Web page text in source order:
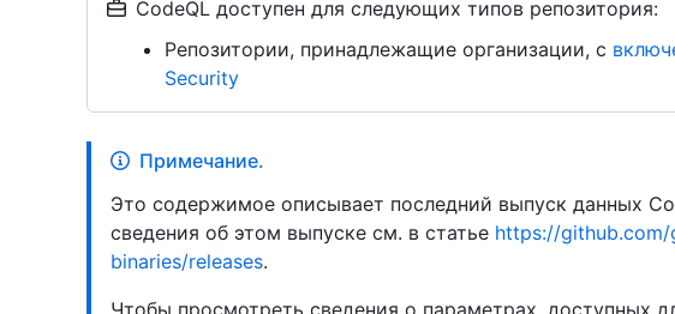
CodeQL доступен для следующих типов репозитория:
Репозитории, принадлежащие организации, с
Security
Примечание.
Это содержимое описывает последний выпуск данных
сведения об этом выпуске см. в статье https://
binaries/releases.
Чтобы просмотреть сведения о параметрах, доступных